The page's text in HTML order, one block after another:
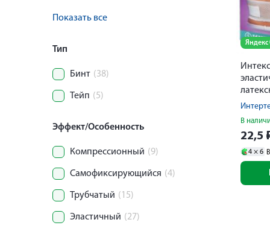
Показать все
Тип
Бинт (38)
Тейп (5)
Эффект/Особенность
Компрессионный (9)
Самофиксирующийся (4)
Трубчатый (15)
Эластичный (27)
Яндекс
В
22,5
4 × 6